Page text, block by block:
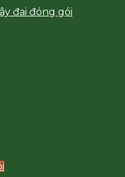
đai đóng gói